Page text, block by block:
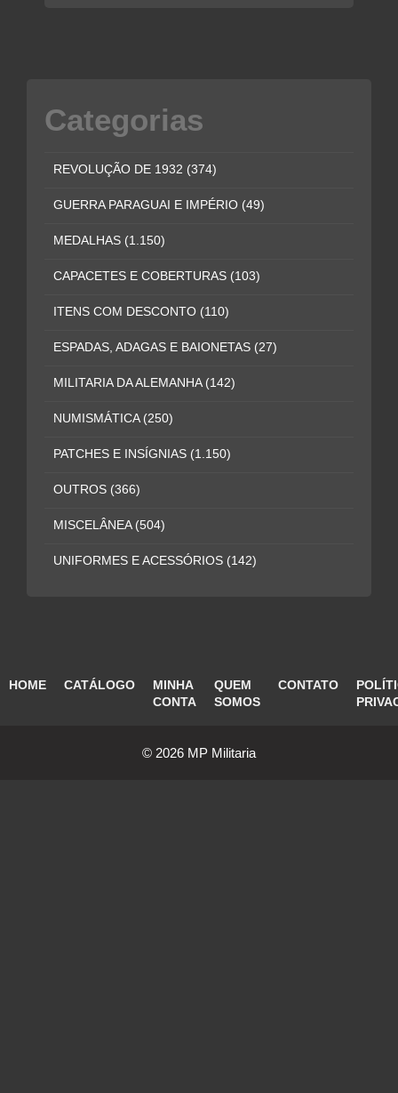
Categorias
REVOLUÇÃO DE 1932 (374)
GUERRA PARAGUAI E IMPÉRIO (49)
MEDALHAS (1.150)
CAPACETES E COBERTURAS (103)
ITENS COM DESCONTO (110)
ESPADAS, ADAGAS E BAIONETAS (27)
MILITARIA DA ALEMANHA (142)
NUMISMÁTICA (250)
PATCHES E INSÍGNIAS (1.150)
OUTROS (366)
MISCELÂNEA (504)
UNIFORMES E ACESSÓRIOS (142)
HOME CATÁLOGO
MINHA
CONTA
QUEM
SOMOS
CONTATO
© 2026 MP Militaria